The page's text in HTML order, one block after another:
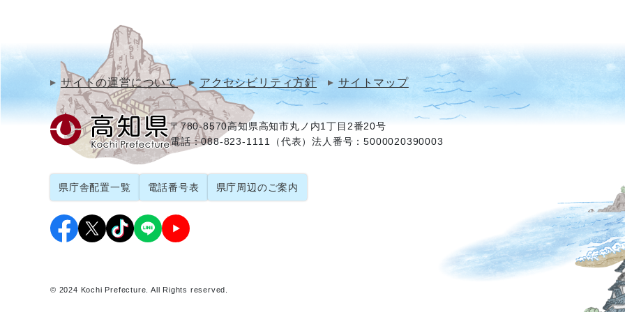
サイトの運営について アクセシビリティ方針 サイトマップ
〒780-8570高知県高知市丸ノ内1丁目2番20号
電話：088-823-1111（代表）法人番号：5000020390003
県庁舎配置一覧 電話番号表 県庁周辺のご案内
© 2024 Kochi Prefecture. All Rights reserved.